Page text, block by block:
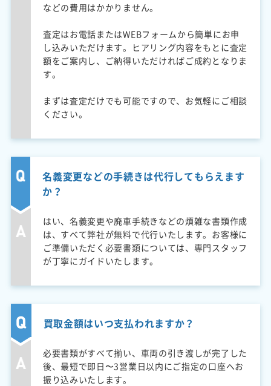
などの費用はかかりません。
査定はお電話またはWEBフォームから簡単にお申
し込みいただけます。ヒアリング内容をもとに査定
額をご案内し、ご納得いただければご成約となりま
す。
まずは査定だけでも可能ですので、お気軽にご相談
ください。
名義変更などの手続きは代行してもらえます
か？
はい、名義変更や廃車手続きなどの煩雑な書類作成
は、すべて弊社が無料で代行いたします。お客様に
ご準備いただく必要書類については、専門スタッフ
が丁寧にガイドいたします。
買取金額はいつ支払われますか？
必要書類がすべて揃い、車両の引き渡しが完了した
後、最短で即日〜3営業日以内にご指定の口座へお
振り込みいたします。